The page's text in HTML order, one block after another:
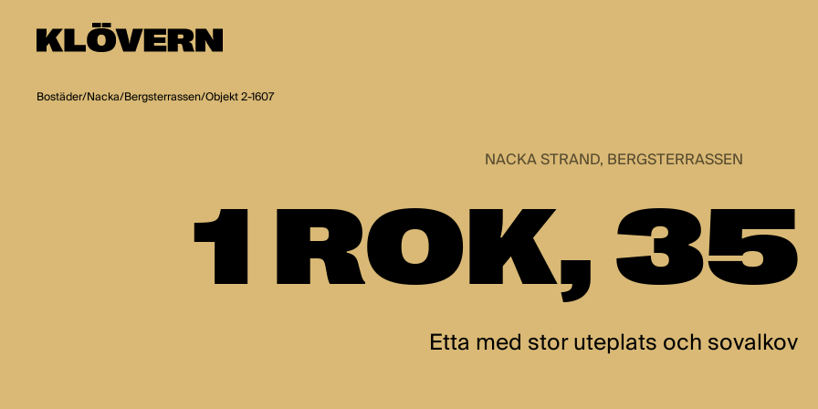
Bostäder/Nacka/Bergsterrassen/Objekt 2-1607
NACKA STRAND, BERGSTERRASSEN
1 ROK,
Etta med stor uteplats och sovalkov